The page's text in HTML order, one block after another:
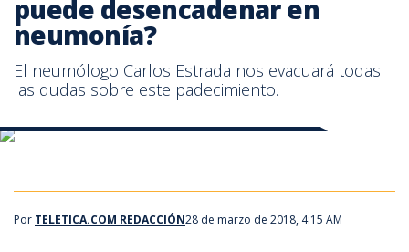
puede desencadenar en
neumonía?
El neumólogo Carlos Estrada nos evacuará todas
las dudas sobre este padecimiento.
Por TELETICA.COM REDACCIÓN28 de marzo de 2018, 4:15 AM